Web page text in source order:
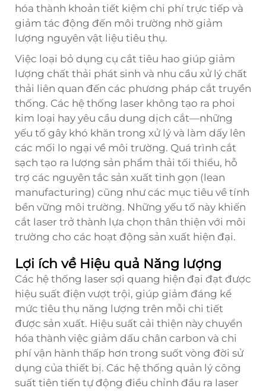
hóa thành khoản tiết kiệm chi phí trực tiếp và
giảm tác động đến môi trường nhờ giảm
lượng nguyên vật liệu tiêu thụ.
Việc loại bỏ dụng cụ cắt tiêu hao giúp giảm
lượng chất thải phát sinh và nhu cầu xử lý chất
thải liên quan đến các phương pháp cắt truyền
thống. Các hệ thống laser không tạo ra phoi
kim loại hay yêu cầu dung dịch cắt—những
yếu tố gây khó khăn trong xử lý và làm dấy lên
các mối lo ngại về môi trường. Quá trình cắt
sạch tạo ra lượng sản phẩm thải tối thiểu, hỗ
trợ các nguyên tắc sản xuất tinh gọn (lean
manufacturing) cũng như các mục tiêu về tính
bền vững môi trường. Những yếu tố này khiến
cắt laser trở thành lựa chọn thân thiện với môi
trường cho các hoạt động sản xuất hiện đại.
Lợi ích về Hiệu quả Năng lượng
Các hệ thống laser sợi quang hiện đại đạt được
hiệu suất điện vượt trội, giúp giảm đáng kể
mức tiêu thụ năng lượng trên mỗi chi tiết
được sản xuất. Hiệu suất cải thiện này chuyển
hóa thành việc giảm dấu chân carbon và chi
phí vận hành thấp hơn trong suốt vòng đời sử
dụng của thiết bị. Các hệ thống quản lý công
suất tiên tiến tự động điều chỉnh đầu ra laser